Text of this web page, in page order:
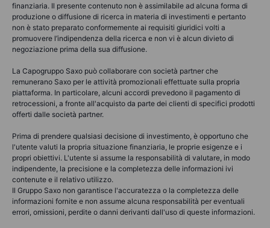
finanziaria. Il presente contenuto non è assimilabile ad alcuna forma di
produzione o diffusione di ricerca in materia di investimenti e pertanto
non è stato preparato conformemente ai requisiti giuridici volti a
promuovere l’indipendenza della ricerca e non vi è alcun divieto di
negoziazione prima della sua diffusione.
La Capogruppo Saxo può collaborare con società partner che
remunerano Saxo per le attività promozionali effettuate sulla propria
piattaforma. In particolare, alcuni accordi prevedono il pagamento di
retrocessioni, a fronte all'acquisto da parte dei clienti di specifici prodotti
offerti dalle società partner.
Prima di prendere qualsiasi decisione di investimento, è opportuno che
l'utente valuti la propria situazione finanziaria, le proprie esigenze e i
propri obiettivi. L'utente si assume la responsabilità di valutare, in modo
indipendente, la precisione e la completezza delle informazioni ivi
contenute e il relativo utilizzo.
Il Gruppo Saxo non garantisce l'accuratezza o la completezza delle
informazioni fornite e non assume alcuna responsabilità per eventuali
errori, omissioni, perdite o danni derivanti dall'uso di queste informazioni.